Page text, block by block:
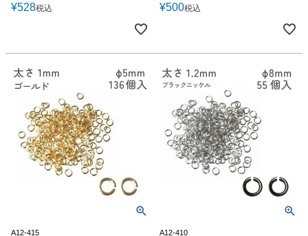
¥528税込 ¥500税込
A12-415 A12-410